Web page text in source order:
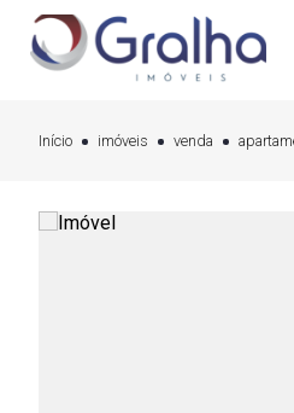
Início imóveis venda